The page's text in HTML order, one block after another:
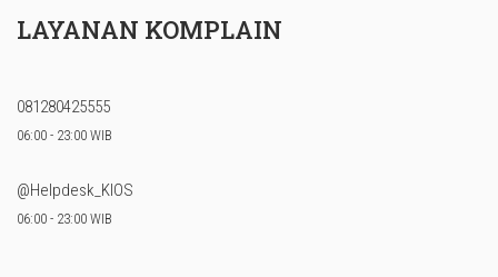
LAYANAN KOMPLAIN
081280425555
06:00 - 23:00 WIB
@Helpdesk_KIOS
06:00 - 23:00 WIB